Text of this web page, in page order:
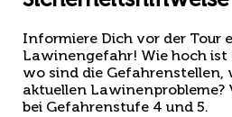
Informiere Dich vor der Tour
Lawinengefahr! Wie hoch ist
wo sind die Gefahrenstellen,
aktuellen Lawinenprobleme?
bei Gefahrenstufe 4 und 5.